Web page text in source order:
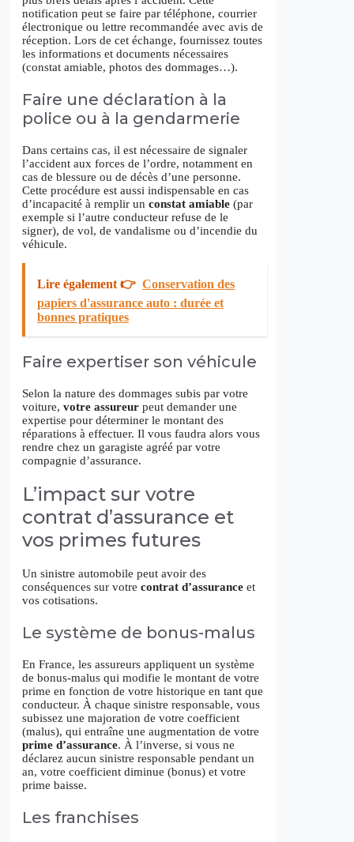
notification peut se faire par téléphone, courrier
électronique ou lettre recommandée avec avis de
réception. Lors de cet échange, fournissez toutes
les informations et documents nécessaires
(constat amiable, photos des dommages…).
Faire une déclaration à la
police ou à la gendarmerie
Dans certains cas, il est nécessaire de signaler
l’accident aux forces de l’ordre, notamment en
cas de blessure ou de décès d’une personne.
Cette procédure est aussi indispensable en cas
d’incapacité à remplir un constat amiable (par
exemple si l’autre conducteur refuse de le
signer), de vol, de vandalisme ou d’incendie du
véhicule.
Lire également 👉 Conservation des
papiers d'assurance auto : durée et
bonnes pratiques
Faire expertiser son véhicule
Selon la nature des dommages subis par votre
voiture, votre assureur peut demander une
expertise pour déterminer le montant des
réparations à effectuer. Il vous faudra alors vous
rendre chez un garagiste agréé par votre
compagnie d’assurance.
L’impact sur votre
contrat d’assurance et
vos primes futures
Un sinistre automobile peut avoir des
conséquences sur votre contrat d’assurance et
vos cotisations.
Le système de bonus-malus
En France, les assureurs appliquent un système
de bonus-malus qui modifie le montant de votre
prime en fonction de votre historique en tant que
conducteur. À chaque sinistre responsable, vous
subissez une majoration de votre coefficient
(malus), qui entraîne une augmentation de votre
prime d’assurance. À l’inverse, si vous ne
déclarez aucun sinistre responsable pendant un
an, votre coefficient diminue (bonus) et votre
prime baisse.
Les franchises